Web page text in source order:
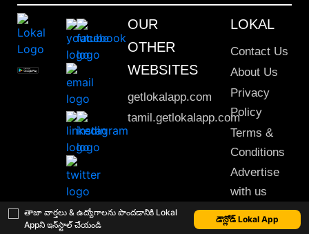
తాజా వార్తలు & ఉద్యోగాలను పొందడానికి Lokal
Appని ఇన్‌స్టాల్ చేయండి
డౌన్లోడ్ Lokal App
OUR
OTHER
WEBSITES
getlokalapp.com
tamil.getlokalapp.com
LOKAL
Contact Us
About Us
Privacy
Policy
Terms &
Conditions
Advertise
with us
Sitemap
This material may not be published, transmitted, rewritten or redistributed. © 2020 Lokal App. All rights reserved.